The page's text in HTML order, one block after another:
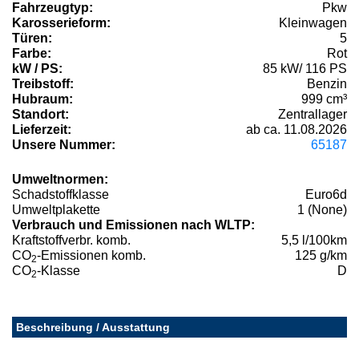
Fahrzeugtyp:
Pkw
Karosserieform:
Kleinwagen
Türen:
5
Farbe:
Rot
kW / PS:
85 kW/ 116 PS
Treibstoff:
Benzin
Hubraum:
999 cm³
Standort:
Zentrallager
Lieferzeit:
ab ca. 11.08.2026
Unsere Nummer:
65187
Umweltnormen:
Schadstoffklasse
Euro6d
Umweltplakette
1 (None)
Verbrauch und Emissionen nach WLTP:
Kraftstoffverbr. komb.
5,5 l/100km
CO2-Emissionen komb.
125 g/km
CO2-Klasse D
Beschreibung / Ausstattung